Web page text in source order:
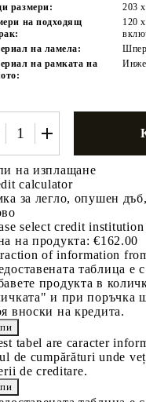
размери:
203
на подходящ
120
на ламела:
на рамката на
на изплащане
calculator
за легло, опушен
select credit institution
на продукта: €162.00
of information
таблица е
продукта в
и при поръчка
вноски на кредита.
tabel are caracter
de cumpărături unde
de creditare.